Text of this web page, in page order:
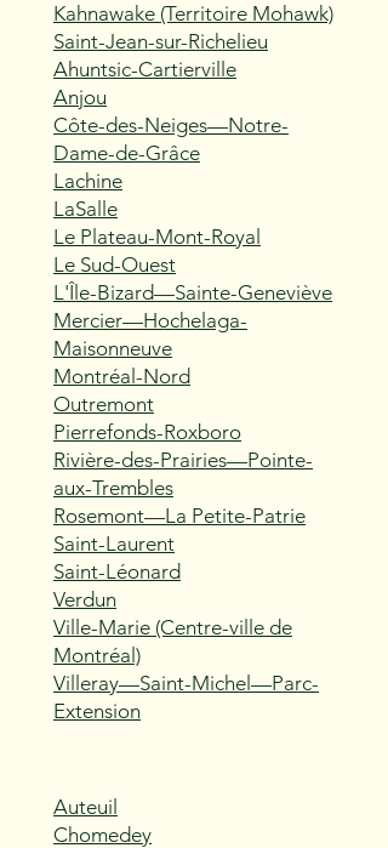
Kahnawake (Territoire Mohawk)
Saint-Jean-sur-Richelieu
Ahuntsic-Cartierville
Anjou
Côte-des-Neiges—Notre-
Dame-de-Grâce
Lachine
LaSalle
Le Plateau-Mont-Royal
Le Sud-Ouest
L'Île-Bizard—Sainte-Geneviève
Mercier—Hochelaga-
Maisonneuve
Montréal-Nord
Outremont
Pierrefonds-Roxboro
Rivière-des-Prairies—Pointe-
aux-Trembles
Rosemont—La Petite-Patrie
Saint-Laurent
Saint-Léonard
Verdun
Ville-Marie (Centre-ville de
Montréal)
Villeray—Saint-Michel—Parc-
Extension
Auteuil
Chomedey